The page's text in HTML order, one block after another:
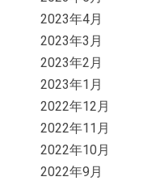
2023年4月
2023年3月
2023年2月
2023年1月
2022年12月
2022年11月
2022年10月
2022年9月